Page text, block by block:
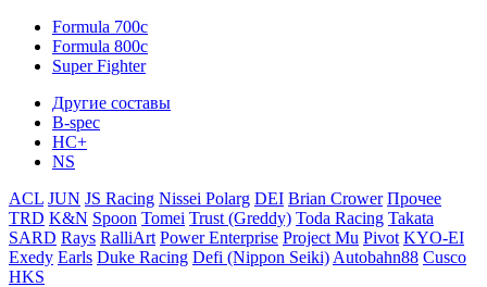
Formula 700c
Formula 800c
Super Fighter
Другие составы
B-spec
HC+
NS
ACL JUN JS Racing Nissei Polarg DEI Brian Crower Прочее
TRD K&N Spoon Tomei Trust (Greddy) Toda Racing Takata
SARD Rays RalliArt Power Enterprise Project Mu Pivot KYO-EI
Exedy Earls Duke Racing Defi (Nippon Seiki) Autobahn88 Cusco
HKS